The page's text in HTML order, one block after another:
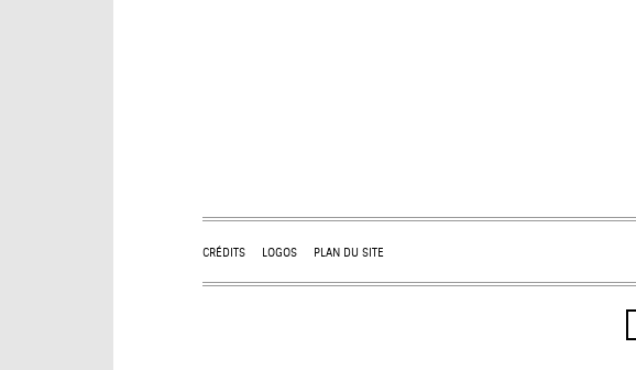
CRÉDITS LOGOS PLAN DU SITE